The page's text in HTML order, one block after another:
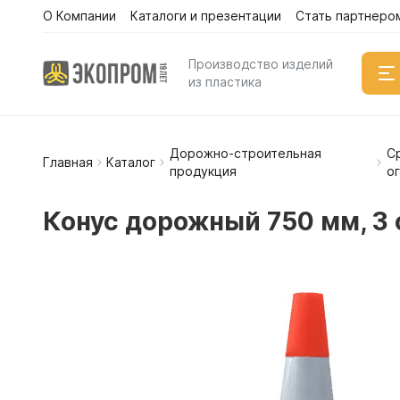
О Компании Каталоги и презентации Стать
Производство изделий
из пластика
Главная Каталог
Дорожно-строительная
продукция
Конус дорожный 750 мм,